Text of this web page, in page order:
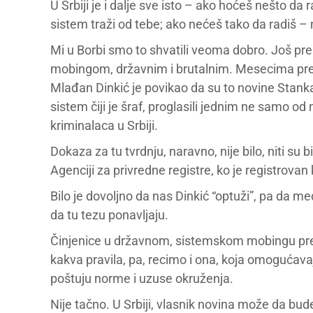
U Srbiji je i dalje sve isto – ako hoćeš nešto da
sistem traži od tebe; ako nećeš tako da radiš
Mi u Borbi smo to shvatili veoma dobro. Još
mobingom, državnim i brutalnim. Mesecima
Mlađan Dinkić je povikao da su to novine
sistem čiji je šraf, proglasili jednim ne samo
kriminalaca u Srbiji.
Dokaza za tu tvrdnju, naravno, nije bilo, niti su
Agenciji za privredne registre, ko je registrovan
Bilo je dovoljno da nas Dinkić “optuži”, pa da
da tu tezu ponavljaju.
Činjenice u državnom, sistemskom mobingu
kakva pravila, pa, recimo i ona, koja
poštuju norme i uzuse okruženja.
Nije tačno. U Srbiji, vlasnik novina može da